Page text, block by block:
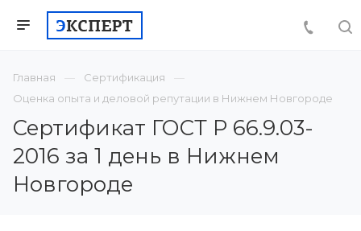
Главная
Сертификация
Оценка опыта и деловой репутации в Нижнем Новгороде
Сертификат ГОСТ Р 66.9.03-
2016 за 1 день в Нижнем
Новгороде